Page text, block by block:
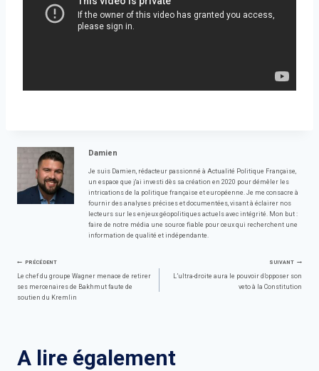
Damien
Je suis Damien, rédacteur passionné à Actualité Politique Française,
un espace que j'ai investi dès sa création en 2020 pour démêler les
intrications de la politique française et européenne. Je me consacre à
fournir des analyses précises et documentées, visant à éclairer nos
lecteurs sur les enjeux géopolitiques actuels avec intégrité. Mon but :
faire de notre média une source fiable pour ceux qui recherchent une
information de qualité et indépendante.
Navigation
de
PRÉCÉDENT
Le chef du groupe Wagner menace de retirer
ses mercenaires de Bakhmut faute de
soutien du Kremlin
SUIVANT
L’ultra-droite aura le pouvoir d’opposer son
veto à la Constitution
A lire également